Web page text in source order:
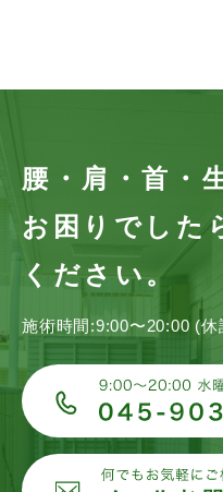
腰・肩・首・
お困りでした
ください。
施術時間:9:00〜20:00 (休